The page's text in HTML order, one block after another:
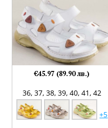
36,37,38,39,40,41,42
+5
€45.97 (89.90 лв.)